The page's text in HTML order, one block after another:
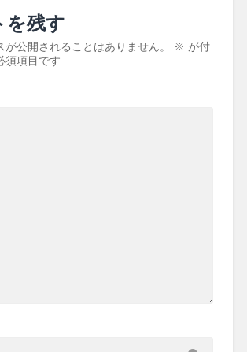
を残す
が公開されることはありません。 ※ が付
須項目です